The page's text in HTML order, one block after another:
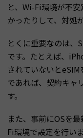
と、Wi-Fi環境が不
かったりして、対処
とくに重要なのは、
です。たとえば、
されていないと
であれば、契約キャ
す。
また、事前にOSを
Fi環境で設定を行い